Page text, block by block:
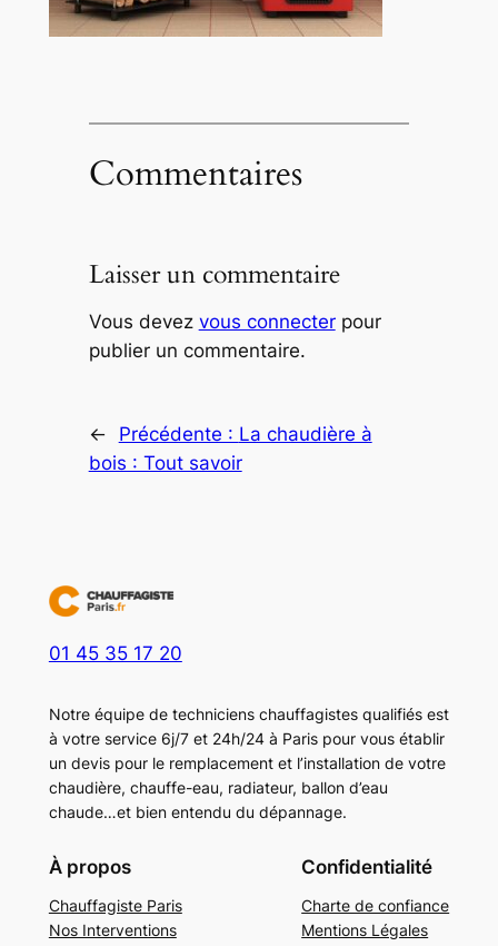
Commentaires
Laisser un commentaire
Vous devez vous connecterpour
publier un commentaire.
← Précédente : La chaudière à
bois : Tout savoir
01 45 35 17 20
Notre équipe de techniciens chauffagistes qualifiés est
à votre service 6j/7 et 24h/24 à Paris pour vous établir
un devis pour le remplacement et l’installation de votre
chaudière, chauffe-eau, radiateur, ballon d’eau
chaude…et bien entendu du dépannage.
À propos
Chauffagiste Paris
Nos Interventions
Confidentialité
Charte de confiance
Mentions Légales